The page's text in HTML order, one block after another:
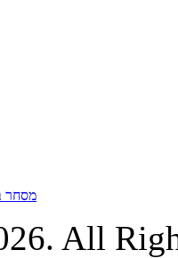
מסחר
All